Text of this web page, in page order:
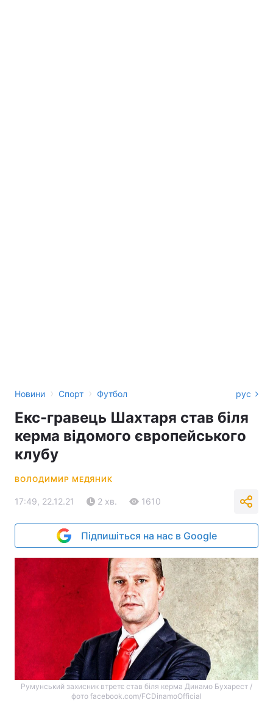
Новини › Спорт › Футбол рус
Екс-гравець Шахтаря став біля
керма відомого європейського
клубу
ВОЛОДИМИР МЕДЯНИК
17:49, 22.12.21 2 хв. 1610
Підпишіться на нас в Google
Румунський захисник втретє став біля керма Динамо Бухарест /
фото facebook.com/FCDinamoOfficial